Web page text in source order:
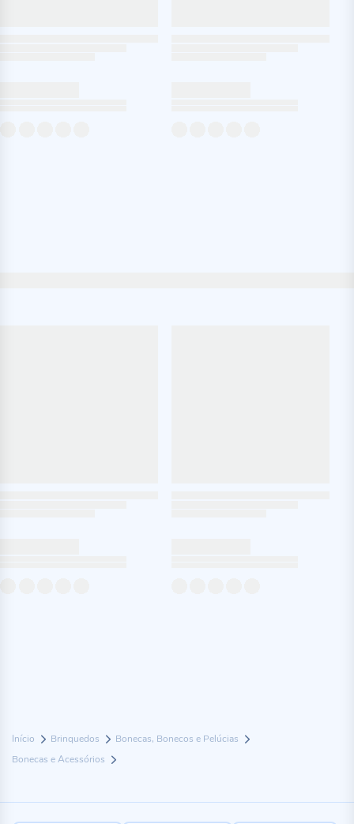
Início Brinquedos
Bonecas, Bonecos e Pelúcias
Bonecas e Acessórios